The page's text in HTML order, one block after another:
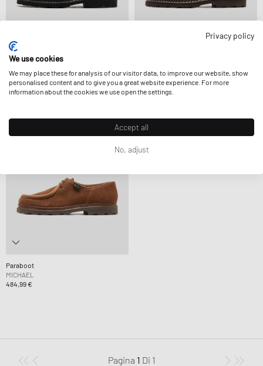
Paraboot
484,99 €
484,99 €
Paraboot
MICHAEL
484,99 €
Pagina 1 Di 1
Privacy policy
We use cookies
We may place these for analysis of our visitor data, to improve our website, show
personalised content and to give you a great website experience. For more
information about the cookies we use open the settings.
Accept all
No, adjust